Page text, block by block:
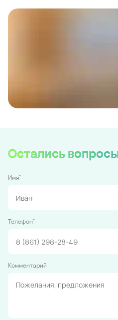
Остались
Имя*
Телефон*
Комментарий